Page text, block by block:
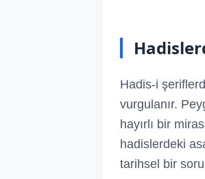
Hadis-i
vurgulanır.
hayırlı bir
hadislerdeki
tarihsel bir